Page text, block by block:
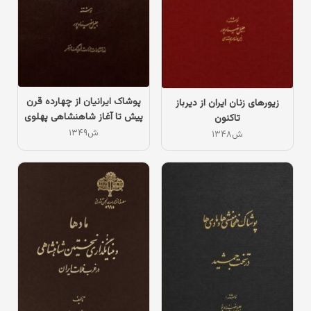
زیورهای زنان ایران از دیرباز
تاکنون
۱۳۴۸ش
پوشاک ایرانیان از چهارده قرن
پیش تا آغاز شاهنشاهی پهلوی
۱۳۴۹ش